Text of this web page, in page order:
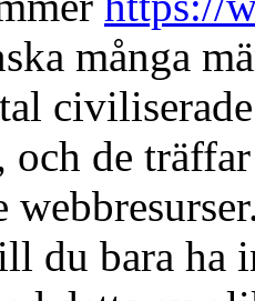
många
och de
du bara ha